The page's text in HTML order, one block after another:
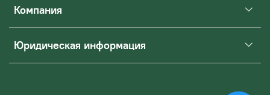
Компания
Юридическая информация